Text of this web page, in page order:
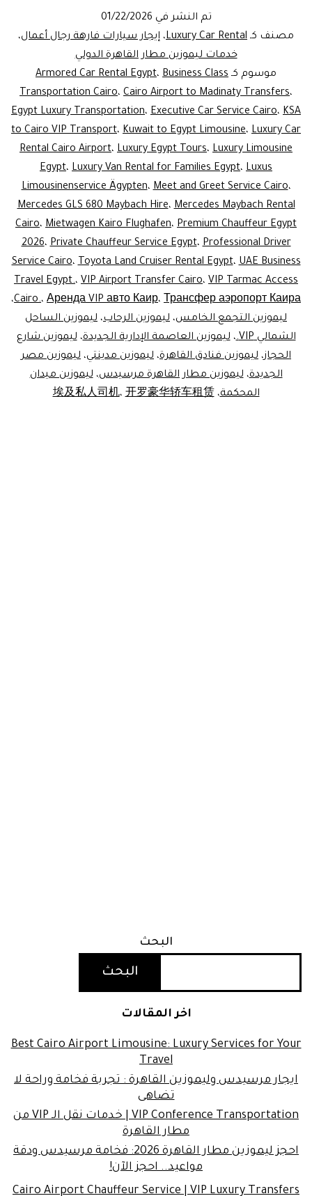
تم النشر في 01/22/2026
مصنف كـ Luxury Car Rental، إيجار سيارات فارهة رجال أعمال،
خدمات ليموزين مطار القاهرة الدولي
موسوم كـ
Armored Car Rental Egypt، Business Class
Transportation Cairo، Cairo Airport to Madinaty Transfers،
Egypt Luxury Transportation، Executive Car Service Cairo، KSA
to Cairo VIP Transport، Kuwait to Egypt Limousine، Luxury Car
Rental Cairo Airport، Luxury Egypt Tours، Luxury Limousine
Egypt، Luxury Van Rental for Families Egypt، Luxus
Limousinenservice Ägypten،Meet and Greet Service Cairo،
Mercedes GLS 680 Maybach Hire،Mercedes Maybach Rental
Cairo، Mietwagen Kairo Flughafen، Premium Chauffeur Egypt
2026،Private Chauffeur Service Egypt،Professional Driver
Service Cairo،Toyota Land Cruiser Rental Egypt،UAE Business
Travel Egypt.، VIP Airport Transfer Cairo، VIP Tarmac Access
Cairo.، Аренда VIP авто Каир، Трансфер аэропорт Каира
،
ليموزين التجمع الخامس، ليموزين الرحاب، ليموزين الساحل
الشمالي VIP.
،ليموزين العاصمة الإدارية الجديدة،ليموزين شارع
الحجاز، ليموزين فنادق القاهرة، ليموزين مدينتي، ليموزين مصر
الجديدة،ليموزين مطار القاهرة مرسيدس،ليموزين ميدان
المحكمة، 埃及私人司机،开罗豪华轿车租赁
البحث
البحث
اخر المقالات
Best Cairo Airport Limousine: Luxury Services for Your
Travel
ايجار مرسيدس وليموزين القاهرة : تجربة فخامة وراحة لا
تضاهى
VIP Conference Transportation | خدمات نقل الـ VIP من
مطار القاهرة
احجز ليموزين مطار القاهرة 2026: فخامة مرسيدس ودقة
مواعيد.. احجز الآن!
Cairo Airport Chauffeur Service | VIP Luxury Transfers